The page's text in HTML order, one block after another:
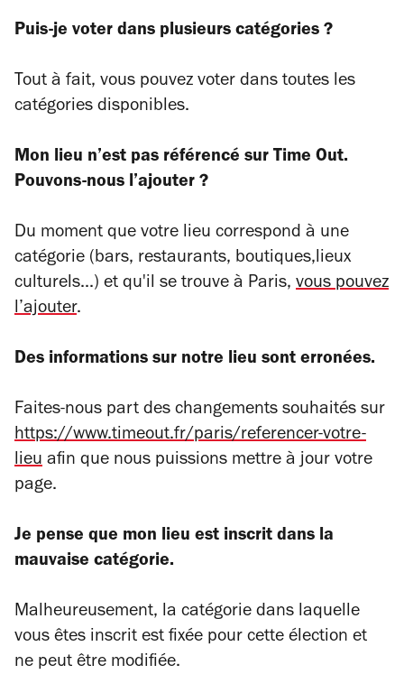
Puis-je voter dans plusieurs catégories ?
Tout à fait, vous pouvez voter dans toutes les
catégories disponibles.
Mon lieu n’est pas référencé sur Time Out.
Pouvons-nous l’ajouter ?
Du moment que votre lieu correspond à une
catégorie (bars, restaurants, boutiques,lieux
culturels...) et qu'il se trouve à Paris, vous pouvez
l’ajouter.
Des informations sur notre lieu sont erronées.
Faites-nous part des changements souhaités sur
https://www.timeout.fr/paris/referencer-votre-
lieu afin que nous puissions mettre à jour votre
page.
Je pense que mon lieu est inscrit dans la
mauvaise catégorie.
Malheureusement, la catégorie dans laquelle
vous êtes inscrit est fixée pour cette élection et
ne peut être modifiée.